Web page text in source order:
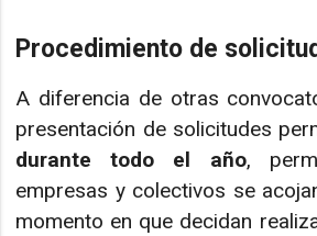
Procedimiento de
A diferencia de otras
presentación de solicitudes
durante todo el año,
empresas y colectivos se
momento en que decidan